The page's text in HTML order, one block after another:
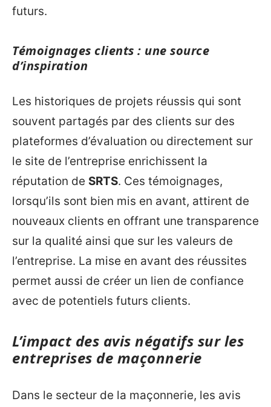
futurs.
Témoignages clients : une source
d’inspiration
Les historiques de projets réussis qui sont
souvent partagés par des clients sur des
plateformes d’évaluation ou directement sur
le site de l’entreprise enrichissent la
réputation de SRTS. Ces témoignages,
lorsqu’ils sont bien mis en avant, attirent de
nouveaux clients en offrant une transparence
sur la qualité ainsi que sur les valeurs de
l’entreprise. La mise en avant des réussites
permet aussi de créer un lien de confiance
avec de potentiels futurs clients.
L’impact des avis négatifs sur les
entreprises de maçonnerie
Dans le secteur de la maçonnerie, les avis